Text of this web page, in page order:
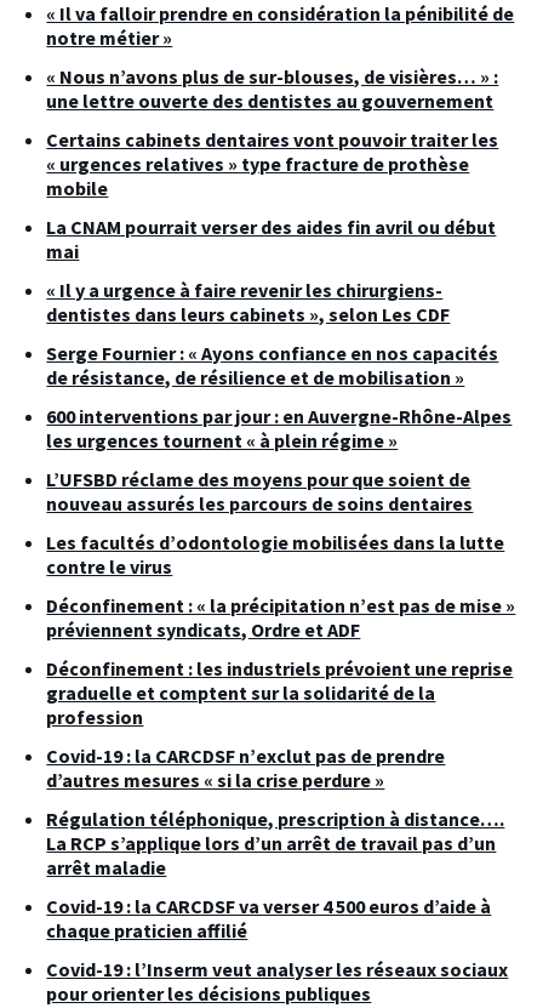
« Il va falloir prendre en considération la pénibilité de
notre métier »
« Nous n’avons plus de sur-blouses, de visières… » :
une lettre ouverte des dentistes au gouvernement
Certains cabinets dentaires vont pouvoir traiter les
« urgences relatives » type fracture de prothèse
mobile
La CNAM pourrait verser des aides fin avril ou début
mai
« Il y a urgence à faire revenir les chirurgiens-
dentistes dans leurs cabinets », selon Les CDF
Serge Fournier : « Ayons confiance en nos capacités
de résistance, de résilience et de mobilisation »
600 interventions par jour : en Auvergne-Rhône-Alpes
les urgences tournent « à plein régime »
L’UFSBD réclame des moyens pour que soient de
nouveau assurés les parcours de soins dentaires
Les facultés d’odontologie mobilisées dans la lutte
contre le virus
Déconfinement : « la précipitation n’est pas de mise »
préviennent syndicats, Ordre et ADF
Déconfinement : les industriels prévoient une reprise
graduelle et comptent sur la solidarité de la
profession
Covid-19 : la CARCDSF n’exclut pas de prendre
d’autres mesures « si la crise perdure »
Régulation téléphonique, prescription à distance….
La RCP s’applique lors d’un arrêt de travail pas d’un
arrêt maladie
Covid-19 : la CARCDSF va verser 4 500 euros d’aide à
chaque praticien affilié
Covid-19 : l’Inserm veut analyser les réseaux sociaux
pour orienter les décisions publiques